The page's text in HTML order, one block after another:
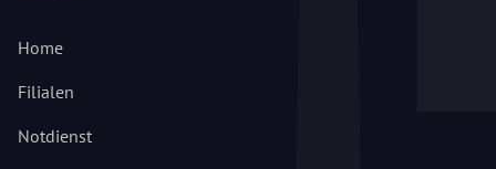
Home
Filialen
Notdienst